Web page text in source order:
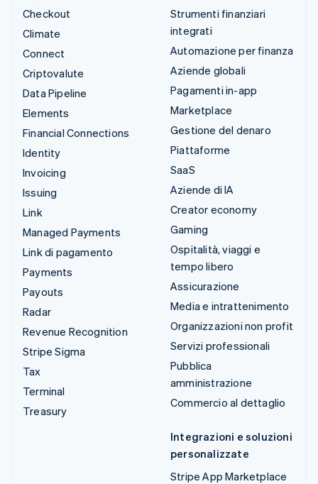
Checkout
Climate
Connect
Criptovalute
Data Pipeline
Elements
Financial Connections
Identity
Invoicing
Issuing
Link
Managed Payments
Link di pagamento
Payments
Payouts
Radar
Revenue Recognition
Stripe Sigma
Tax
Terminal
Treasury
Strumenti finanziari
integrati
Automazione per finanza
Aziende globali
Pagamenti in-app
Marketplace
Gestione del denaro
Piattaforme
SaaS
Aziende di IA
Creator economy
Gaming
Ospitalità, viaggi e
tempo libero
Assicurazione
Media e intrattenimento
Organizzazioni non profit
Servizi professionali
Pubblica
amministrazione
Commercio al dettaglio
Integrazioni e soluzioni
personalizzate
Stripe App Marketplace